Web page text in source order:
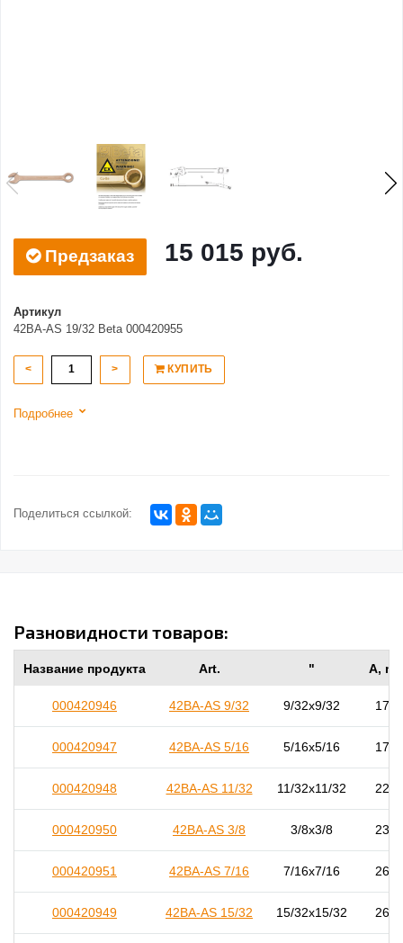
Предзаказ 15 015 руб.
Артикул
42BA-AS 19/32 Beta 000420955
< > КУПИТЬ
Подробнее
Поделиться ссылкой:
Разновидности товаров:
Название продукта Art. " A,
000420946 42BA-AS 9/32 9/32x9/32 17,0
000420947 42BA-AS 5/16 5/16x5/16 17,0
000420948 42BA-AS 11/32 11/32x11/32 22,0
000420950 42BA-AS 3/8 3/8x3/8 23,0
000420951 42BA-AS 7/16 7/16x7/16 26,5
000420949 42BA-AS 15/32 15/32x15/32 26,0